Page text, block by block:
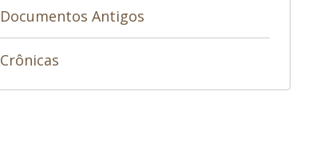
Documentos Antigos
Crônicas